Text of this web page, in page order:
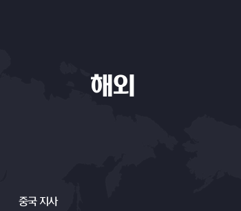
중국 지사
해외